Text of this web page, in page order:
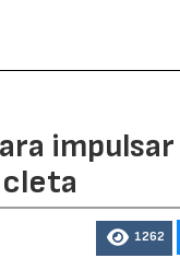
impulsar
1262